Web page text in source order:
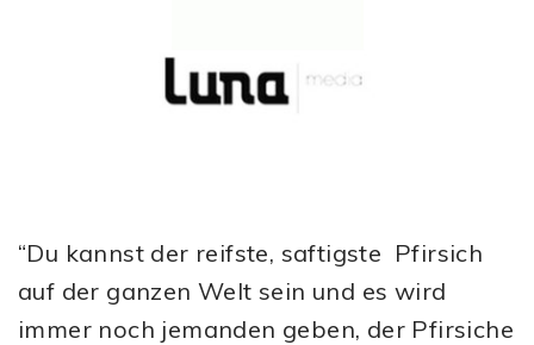
“Du kannst der reifste, saftigste Pfirsich
auf der ganzen Welt sein und es wird
immer noch jemanden geben, der Pfirsiche